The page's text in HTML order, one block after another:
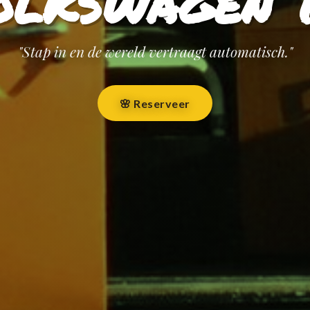
"Stap in en de wereld vertraagt automatisch."
🌸 Reserveer